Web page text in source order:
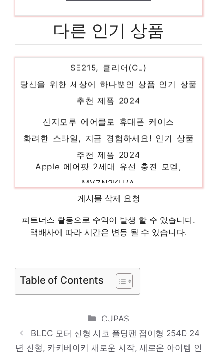
다른 인기 상품
슈어 이어폰 전문가 모니터용 이어폰,
SE215, 클리어(CL)
당신을 위한 세상에 하나뿐인 상품 인기 상품
추천 제품 2024
화려한 스타일, 지금 경험하세요! 인기 상품
추천 제품 2024
Apple 에어팟 2세대 유선 충전 모델,
MV7N2KH/A
절대 후회하지 않을 최고의 선택 인기 상품
추천 제품 2024
클래파 DC모터 다용도 미니 핸디형 무선청소
기 BVC-H10, 네이비
추천 제품 2024
쿠쿠 10인용 전기압력밥솥, CRP-
당신만의 독특한 스타일링 인기 상품 추천 제
품 2024
게시물 삭제 요청
파트너스 활동으로 수익이 발생 할 수 있습니다.
택배사에 따라 시간은 변동 될 수 있습니다.
Table of Contents
Categories
CUPAS
BLDC 모터 신형 시코 폴딩팬 접이형 254D 24
년 신형, 카키베이키 새로운 시작, 새로운 아이템 인